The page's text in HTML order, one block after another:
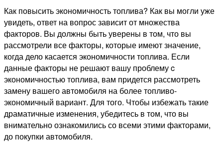
Как повысить экономичность топлива? Как вы могли уже
увидеть, ответ на вопрос зависит от множества
факторов. Вы должны быть уверены в том, что вы
рассмотрели все факторы, которые имеют значение,
когда дело касается экономичности топлива. Если
данные факторы не решают вашу проблему c
экономичностью топлива, вам придется рассмотреть
замену вашего автомобиля на более топливо-
экономичный вариант. Для того. Чтобы избежать такие
драматичные изменения, убедитесь в том, что вы
внимательно ознакомились со всеми этими факторами,
до покупки автомобиля.